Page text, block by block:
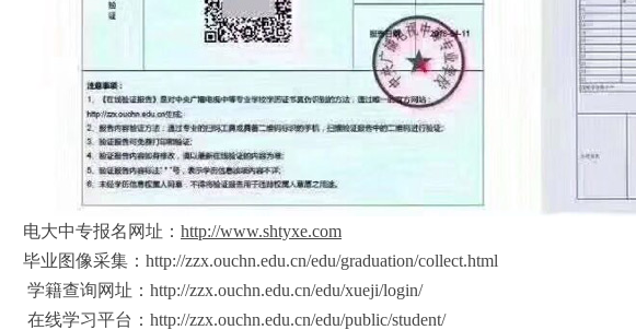
电大中专报名网址： http://www.shtyxe.com
毕业图像采集：http://zzx.ouchn.edu.cn/edu/graduation/collect.html
学籍查询网址：http://zzx.ouchn.edu.cn/edu/xueji/login/
在线学习平台：http://zzx.ouchn.edu.cn/edu/public/student/